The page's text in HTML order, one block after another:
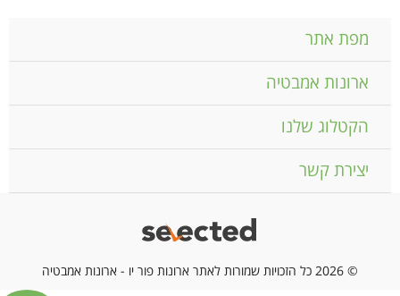
מפת אתר
ארונות אמבטיה
הקטלוג שלנו
יצירת קשר
© 2026 כל הזכויות שמורות לאתר ארונות פור יו - ארונות אמבטיה